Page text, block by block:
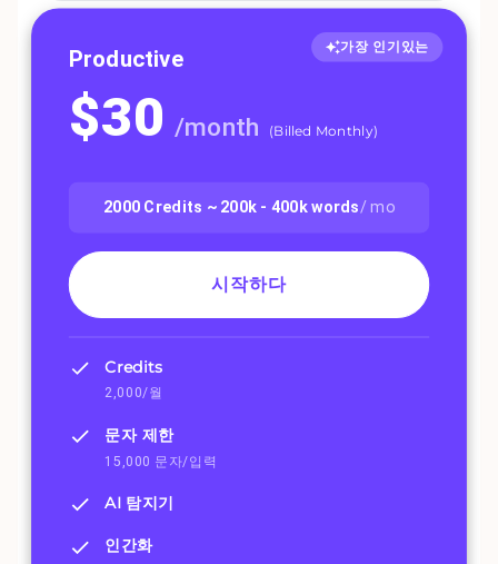
가장 인기있는
Productive
$30 /month (Billed Monthly)
2000 Credits ~ 200k - 400kwords/ mo
시작하다
Credits
2,000/월
문자 제한
15,000 문자/입력
AI 탐지기
인간화